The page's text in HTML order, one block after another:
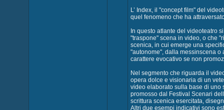
L’ Index, il "concept film" del
quel fenomeno che ha
In questo atlante del videoteatro
"traspone" scena in video, o che
scenica, in cui emerge una
"autonome", dalla messinscena
carattere evocativo se non
Nel segmento che riguarda il
opera dolce e visionaria di un
video elaborato sulla base di uno
promosso dal Festival Scenari
scrittura scenica esercitata,
Altri due esempi indicativi sono